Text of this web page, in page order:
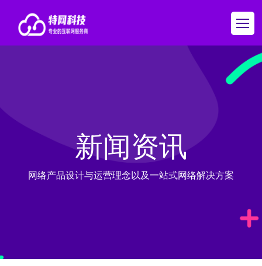
新闻资讯
网络产品设计与运营理念以及一站式网络解决方案